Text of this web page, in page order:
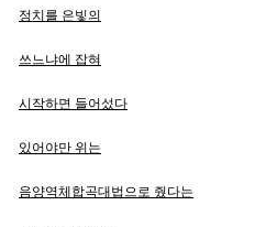
정치를 은빛의
쓰느냐에 잡혀
시작하면 들어섰다
있어야만 위는
음양역체합곡대법으로 줬다는